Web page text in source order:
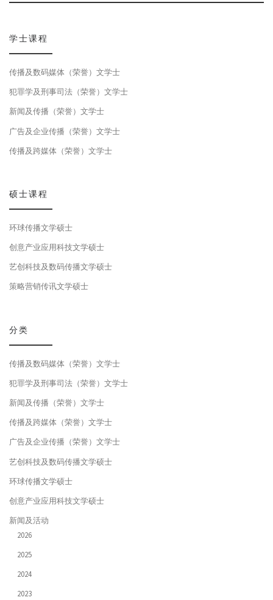
学士课程
传播及数码媒体（荣誉）文学士
犯罪学及刑事司法（荣誉）文学士
新闻及传播（荣誉）文学士
广告及企业传播（荣誉）文学士
传播及跨媒体（荣誉）文学士
硕士课程
环球传播文学硕士
创意产业应用科技文学硕士
艺创科技及数码传播文学硕士
策略营销传讯文学硕士
分类
传播及数码媒体（荣誉）文学士
犯罪学及刑事司法（荣誉）文学士
新闻及传播（荣誉）文学士
传播及跨媒体（荣誉）文学士
广告及企业传播（荣誉）文学士
艺创科技及数码传播文学硕士
环球传播文学硕士
创意产业应用科技文学硕士
新闻及活动
2026
2025
2024
2023